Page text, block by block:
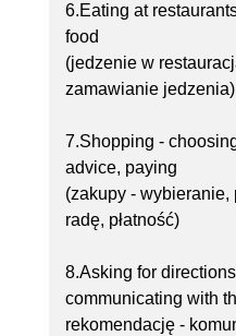
6.Eating at
food
(jedzenie w
zamawianie jedzenia)
7.Shopping -
advice, paying
(zakupy -
radę, płatność)
8.Asking for
communicating with
rekomendację -